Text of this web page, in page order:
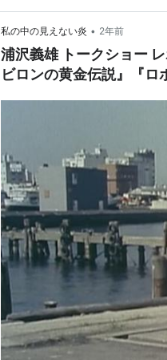
私の中の見えない炎 • 2年前
浦沢義雄 トークショー
ビロンの黄金伝説』『ロ